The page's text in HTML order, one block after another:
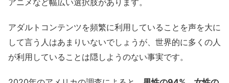
アダルトコンテンツを頻繁に利用していることを声を大に
して言う人はあまりいないでしょうが、世界的に多くの人
が利用していることは隠しようのない事実です。